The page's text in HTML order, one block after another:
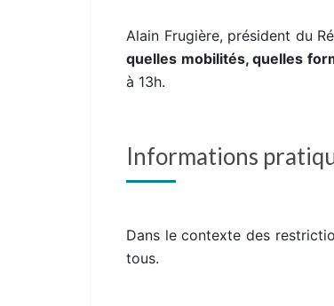
Alain Frugière, président du
quelles mobilités, quelles
à 13h.
Informations
Dans le contexte des
tous.